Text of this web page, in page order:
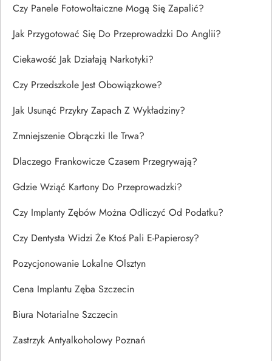
Czy Panele Fotowoltaiczne Mogą Się Zapalić?
Jak Przygotować Się Do Przeprowadzki Do Anglii?
Ciekawość Jak Działają Narkotyki?
Czy Przedszkole Jest Obowiązkowe?
Jak Usunąć Przykry Zapach Z Wykładziny?
Zmniejszenie Obrączki Ile Trwa?
Dlaczego Frankowicze Czasem Przegrywają?
Gdzie Wziąć Kartony Do Przeprowadzki?
Czy Implanty Zębów Można Odliczyć Od Podatku?
Czy Dentysta Widzi Że Ktoś Pali E-Papierosy?
Pozycjonowanie Lokalne Olsztyn
Cena Implantu Zęba Szczecin
Biura Notarialne Szczecin
Zastrzyk Antyalkoholowy Poznań